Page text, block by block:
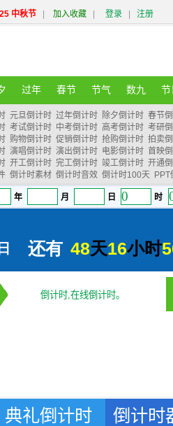
中秋节 加入收藏 登录 注册
过年 春节 节气 数九 节
元旦倒计时 过年倒计时 除夕倒计时 春节
考试倒计时 中考倒计时 高考倒计时 考研
购物倒计时 促销倒计时 抢购倒计时 拍卖
演唱倒计时 演出倒计时 电影倒计时 首映
开工倒计时 完工倒计时 竣工倒计时 开通
倒计时素材 倒计时音效 倒计时100天 PPT
倒计时,在线倒计时。
典礼倒计时 倒计时